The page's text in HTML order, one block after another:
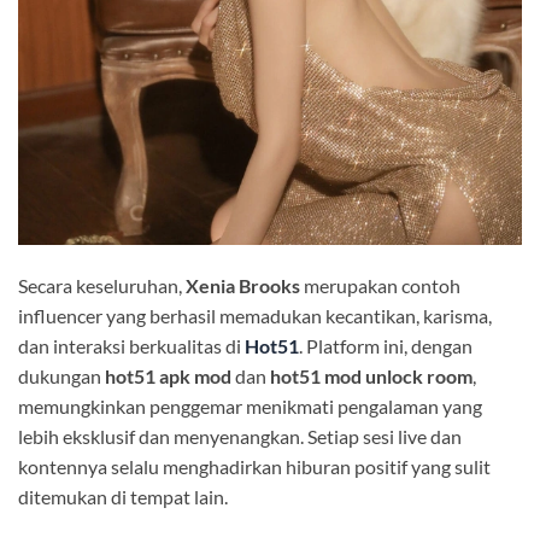
Secara keseluruhan,Xenia Brooks merupakan contoh
influencer yang berhasil memadukan kecantikan, karisma,
dan interaksi berkualitas di Hot51. Platform ini, dengan
dukungan hot51 apk mod dan hot51 mod unlock room,
memungkinkan penggemar menikmati pengalaman yang
lebih eksklusif dan menyenangkan. Setiap sesi live dan
kontennya selalu menghadirkan hiburan positif yang sulit
ditemukan di tempat lain.